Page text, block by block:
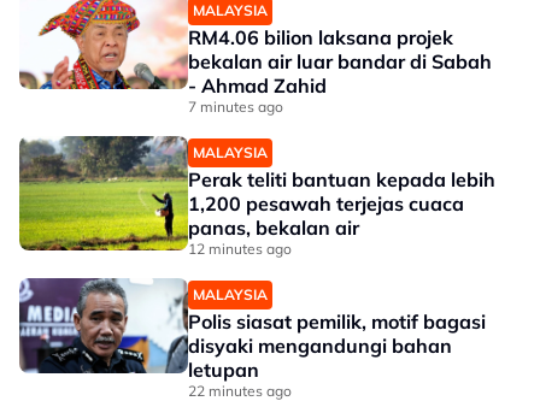
MALAYSIA
RM4.06 bilion laksana projek
bekalan air luar bandar di Sabah
- Ahmad Zahid
7 minutes ago
MALAYSIA
Perak teliti bantuan kepada lebih
1,200 pesawah terjejas cuaca
panas, bekalan air
12 minutes ago
MALAYSIA
Polis siasat pemilik, motif bagasi
disyaki mengandungi bahan
letupan
22 minutes ago